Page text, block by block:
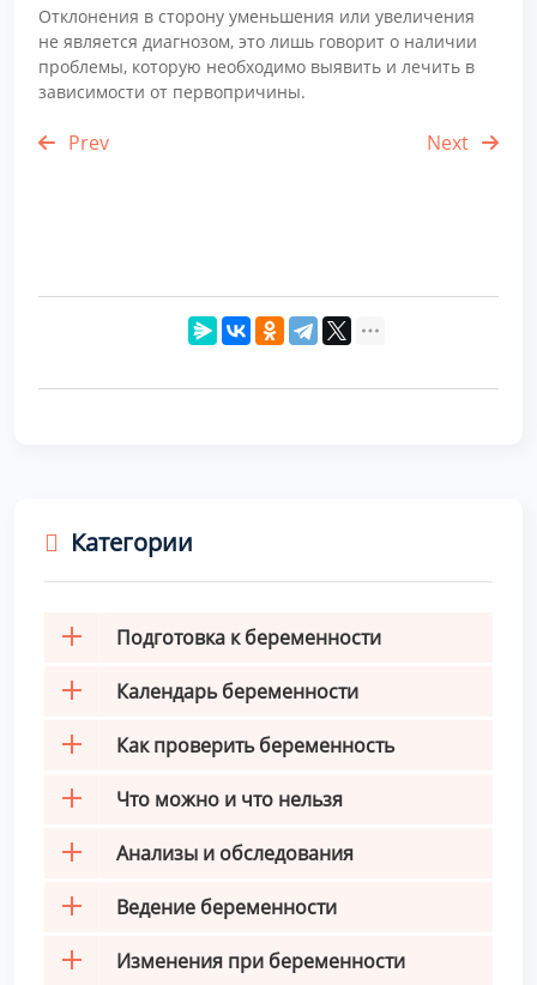
Отклонения в сторону уменьшения или увеличения
не является диагнозом, это лишь говорит о наличии
проблемы, которую необходимо выявить и лечить в
зависимости от первопричины.
Prev Next
Категории
Подготовка к беременности
Календарь беременности
Как проверить беременность
Что можно и что нельзя
Анализы и обследования
Ведение беременности
Изменения при беременности